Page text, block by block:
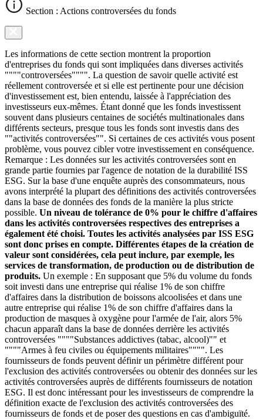
Section : Actions controversées du fonds
Les informations de cette section montrent la proportion
d'entreprises du fonds qui sont impliquées dans diverses activités
""""controversées"""". La question de savoir quelle activité est
réellement controversée et si elle est pertinente pour une décision
d'investissement est, bien entendu, laissée à l'appréciation des
investisseurs eux-mêmes. Étant donné que les fonds investissent
souvent dans plusieurs centaines de sociétés multinationales dans
différents secteurs, presque tous les fonds sont investis dans des
""activités controversées"". Si certaines de ces activités vous posent
problème, vous pouvez cibler votre investissement en conséquence.
Remarque : Les données sur les activités controversées sont en
grande partie fournies par l'agence de notation de la durabilité ISS
ESG. Sur la base d'une enquête auprès des consommateurs, nous
avons interprété la plupart des définitions des activités controversées
dans la base de données des fonds de la manière la plus stricte
possible. Un niveau de tolérance de 0% pour le chiffre d'affaires
dans les activités controversées respectives des entreprises a
également été choisi. Toutes les activités analysées par ISS ESG
sont donc prises en compte. Différentes étapes de la création de
valeur sont considérées, cela peut inclure, par exemple, les
services de transformation, de production ou de distribution de
produits. Un exemple : En supposant que 5% du volume du fonds
soit investi dans une entreprise qui réalise 1% de son chiffre
d'affaires dans la distribution de boissons alcoolisées et dans une
autre entreprise qui réalise 1% de son chiffre d'affaires dans la
production de masques à oxygène pour l'armée de l'air, alors 5%
chacun apparaît dans la base de données derrière les activités
controversées """"Substances addictives (tabac, alcool)"" et
""""Armes à feu civiles ou équipements militaires"""". Les
fournisseurs de fonds peuvent définir un périmètre différent pour
l'exclusion des activités controversées ou obtenir des données sur les
activités controversées auprès de différents fournisseurs de notation
ESG. Il est donc intéressant pour les investisseurs de comprendre la
définition exacte de l'exclusion des activités controversées des
fournisseurs de fonds et de poser des questions en cas d'ambiguïté.